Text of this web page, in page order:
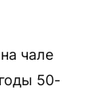
чале
50-